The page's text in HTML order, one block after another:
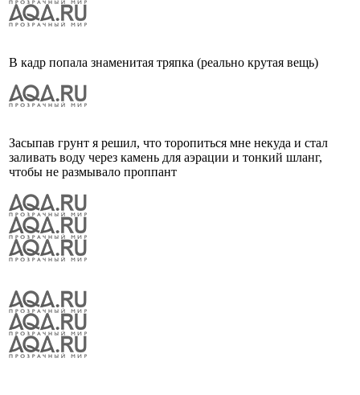
В кадр попала знаменитая тряпка (реально крутая вещь)
Засыпав грунт я решил, что торопиться мне некуда и стал
заливать воду через камень для аэрации и тонкий шланг,
чтобы не размывало проппант